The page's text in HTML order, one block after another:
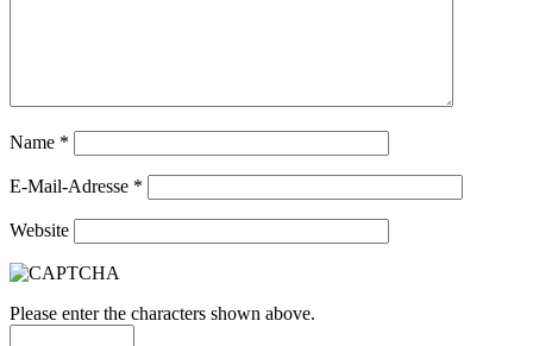
Name *
E-Mail-Adresse *
Website
Please enter the characters shown above.